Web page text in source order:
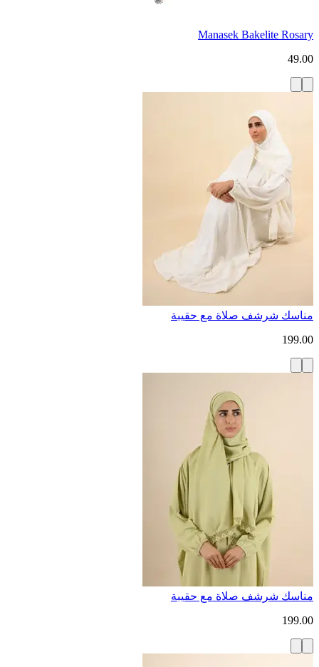
Manasek Bakelite Rosary
49.00
مناسك شرشف صلاة مع حقيبة
199.00
مناسك شرشف صلاة مع حقيبة
199.00